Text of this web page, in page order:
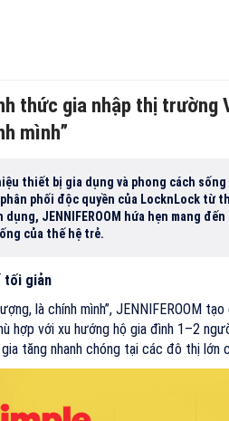
thức gia nhập thị
mình”
thiết bị gia dụng và phong cách
phối độc quyền của LocknLock từ
JENNIFEROOM hứa hẹn mang
của thế hệ trẻ.
tối giản
là chính mình”, JENNIFEROOM
hợp với xu hướng hộ gia đình 1–2
tăng nhanh chóng tại các đô thị lớn